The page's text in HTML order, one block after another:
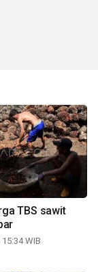
TBS sawit
WIB